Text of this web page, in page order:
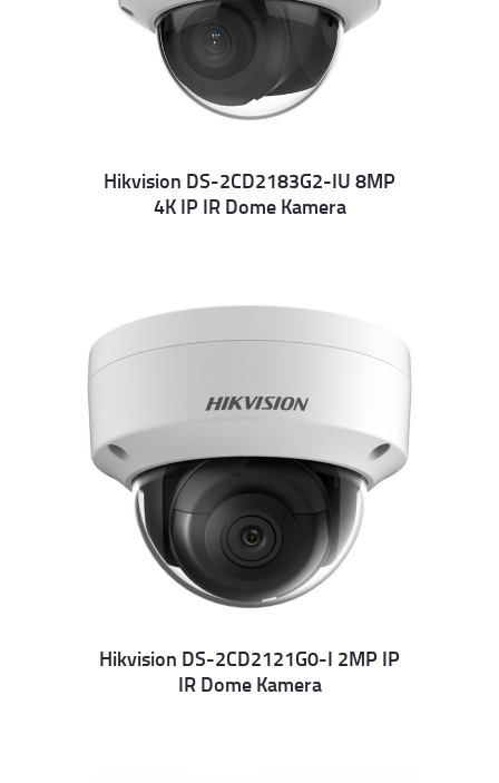
Details
Hikvision DS-2CD2183G2-IU 8MP
4K IP IR Dome Kamera
Details
Hikvision DS-2CD2121G0-I 2MP IP
IR Dome Kamera